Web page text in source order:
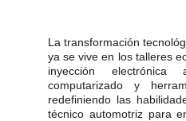
La transformación
ya se vive en los talleres
inyección electrónica
computarizado y
redefiniendo las
técnico automotriz para